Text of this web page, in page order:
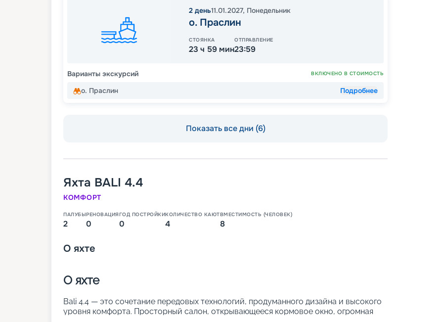
2 день11.01.2027, Понедельник
о. Праслин
СТОЯНКА
23 ч 59 мин
ОТПРАВЛЕНИЕ
23:59
Варианты экскурсий ВКЛЮЧЕНО В СТОИМОСТЬ
о. Праслин Подробнее
Показать все дни (6)
Яхта BALI 4.4
КОМФОРТ
ПАЛУБЫ
2
РЕНОВАЦИЯ
0
ГОД ПОСТРОЙКИ
0
КОЛИЧЕСТВО КАЮТ
4
ВМЕСТИМОСТЬ (ЧЕЛОВЕК)
8
О яхте
О яхте
Bali 4.4 — это сочетание передовых технологий, продуманного дизайна и высокого
уровня комфорта. Просторный салон, открывающееся кормовое окно, огромная